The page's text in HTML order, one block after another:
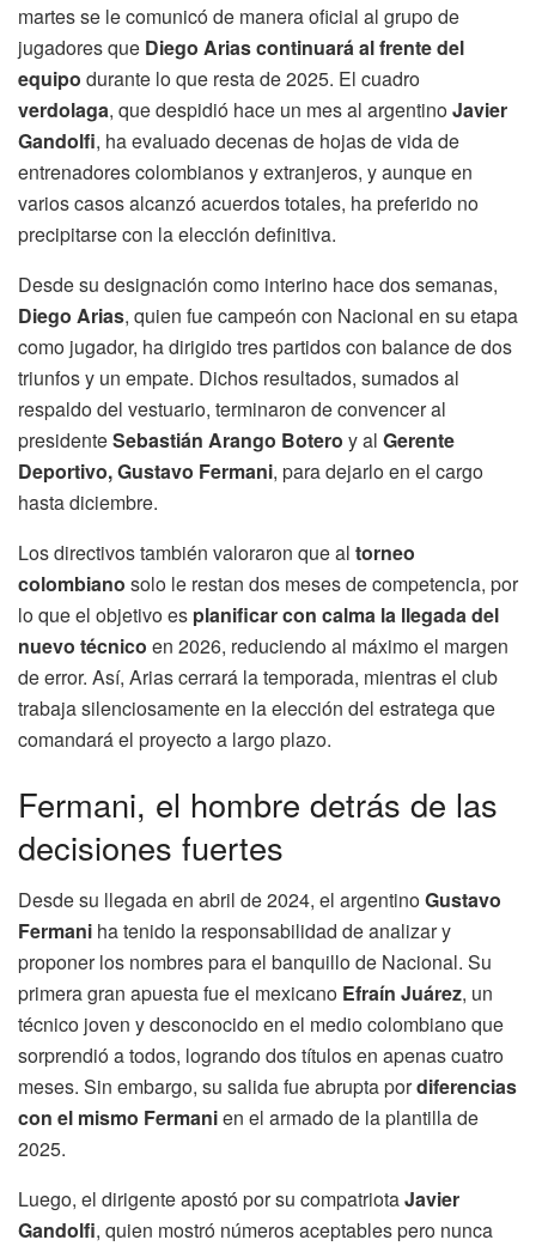
martes se le comunicó de manera oficial al grupo de
jugadores que Diego Arias continuará al frente del
equipo durante lo que resta de 2025. El cuadro
verdolaga, que despidió hace un mes al argentinoJavier
Gandolfi, ha evaluado decenas de hojas de vida de
entrenadores colombianos y extranjeros, y aunque en
varios casos alcanzó acuerdos totales, ha preferido no
precipitarse con la elección definitiva.
Desde su designación como interino hace dos semanas,
Diego Arias, quien fue campeón con Nacional en su etapa
como jugador, ha dirigido tres partidos con balance de dos
triunfos y un empate. Dichos resultados, sumados al
respaldo del vestuario, terminaron de convencer al
presidenteSebastián Arango Botero y al Gerente
Deportivo, Gustavo Fermani, para dejarlo en el cargo
hasta diciembre.
Los directivos también valoraron que al torneo
colombiano solo le restan dos meses de competencia, por
lo que el objetivo es planificar con calma la llegada del
nuevo técnico en 2026, reduciendo al máximo el margen
de error. Así, Arias cerrará la temporada, mientras el club
trabaja silenciosamente en la elección del estratega que
comandará el proyecto a largo plazo.
Fermani, el hombre detrás de las
decisiones fuertes
Desde su llegada en abril de 2024, el argentinoGustavo
Fermani ha tenido la responsabilidad de analizar y
proponer los nombres para el banquillo de Nacional. Su
primera gran apuesta fue el mexicano Efraín Juárez, un
técnico joven y desconocido en el medio colombiano que
sorprendió a todos, logrando dos títulos en apenas cuatro
meses. Sin embargo, su salida fue abrupta pordiferencias
con el mismo Fermanien el armado de la plantilla de
2025.
Luego, el dirigente apostó por su compatriotaJavier
Gandolfi, quien mostró números aceptables pero nunca